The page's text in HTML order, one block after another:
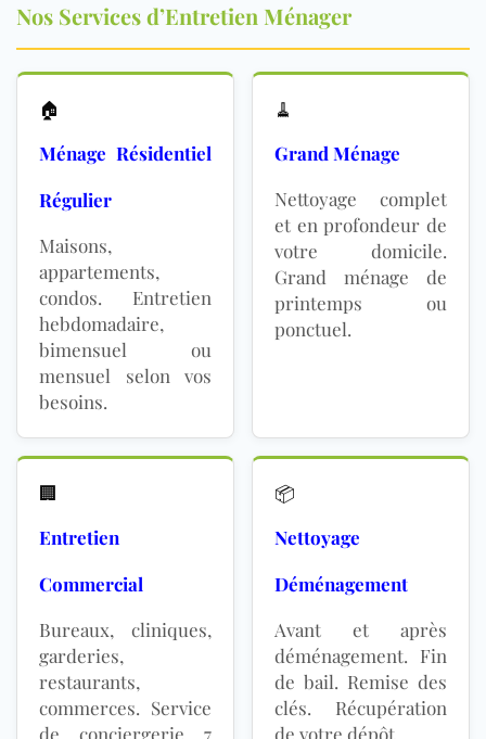
Nos Services d’Entretien Ménager
🏠
Ménage Résidentiel
Régulier
Maisons,
appartements,
condos. Entretien
hebdomadaire,
bimensuel ou
mensuel selon vos
besoins.
🧹
Grand Ménage
Nettoyage complet
et en profondeur de
votre domicile.
Grand ménage de
printemps ou
ponctuel.
🏢
Entretien
Commercial
Bureaux, cliniques,
garderies,
restaurants,
commerces. Service
de conciergerie 7
📦
Nettoyage
Déménagement
Avant et après
déménagement. Fin
de bail. Remise des
clés. Récupération
de votre dépôt.